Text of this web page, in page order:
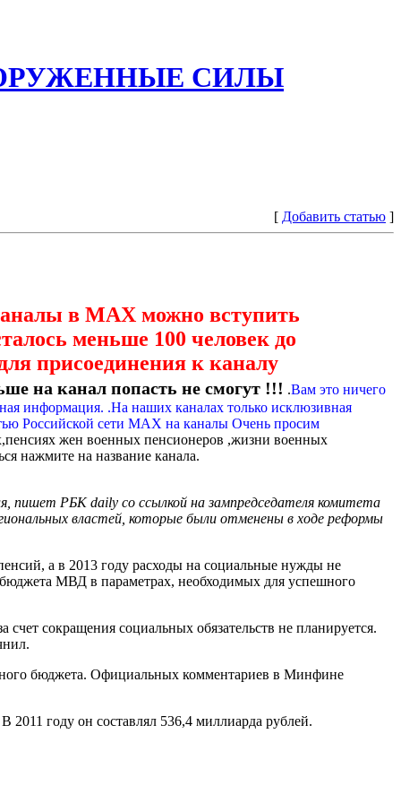
СИЛЫ
[ Добавить статью ]
в МАХ можно вступить
меньше 100 человек до
присоединения к каналу
на канал попасть не смогут !!! .Вам это ничего
информация. .На наших каналах только исклюзивная
Российской сети МАХ на каналы Очень просим
жен военных пенсионеров ,жизни военных
нажмите на название канала.
пишет РБК daily со ссылкой на зампредседателя комитета
властей, которые были отменены в ходе реформы
а в 2013 году расходы на социальные нужды не
МВД в параметрах, необходимых для успешного
сокращения социальных обязательств не планируется.
бюджета. Официальных комментариев в Минфине
году он составлял 536,4 миллиарда рублей.